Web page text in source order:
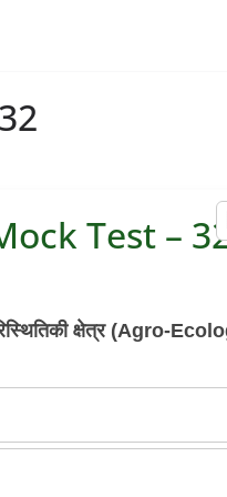
Test –
क्षेत्र (Agro-